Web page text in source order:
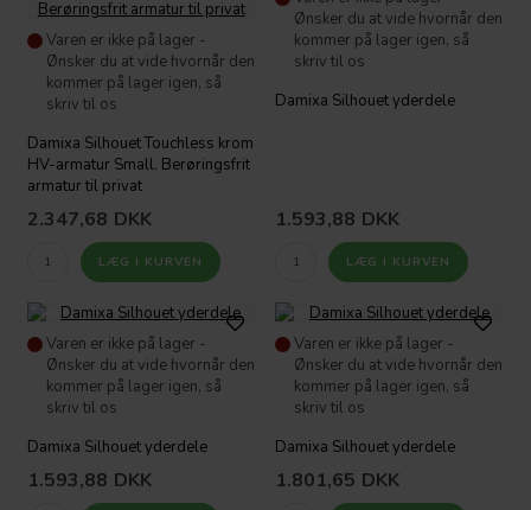
Varen er ikke på lager -
Ønsker du at vide hvornår den
kommer på lager igen, så
skriv til os
Damixa Silhouet Touchless krom
HV-armatur Small. Berøringsfrit
armatur til privat
2.347,68 DKK
Ønsker du at vide hvornår den
kommer på lager igen, så
skriv til os
Damixa Silhouet yderdele
1.593,88 DKK
Varen er ikke på lager -
Ønsker du at vide hvornår den
kommer på lager igen, så
skriv til os
Damixa Silhouet yderdele
1.593,88 DKK
Varen er ikke på lager -
Ønsker du at vide hvornår den
kommer på lager igen, så
skriv til os
Damixa Silhouet yderdele
1.801,65 DKK